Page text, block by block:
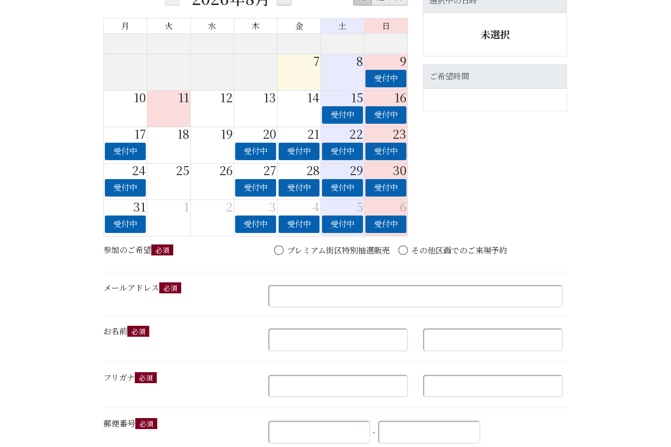
月 火 水 木 金 土 日
7 8 9
受付中
10 11 12 13 14 15 16
受付中 受付中
17 18 19 20 21 22 23
受付中 受付中 受付中 受付中 受付中
24 25 26 27 28 29 30
受付中 受付中 受付中 受付中 受付中
31 1 2 3 4 5 6
受付中 受付中 受付中 受付中 受付中
未選択
ご希望時間
参加のご希望 必須 プレミアム街区特別抽選販売 その他区画でのご来場予約
メールアドレス 必須
お名前 必須
フリガナ 必須
郵便番号 必須
-